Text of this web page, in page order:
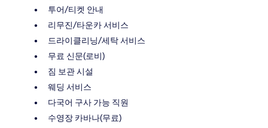
투어/티켓 안내
리무진/타운카 서비스
드라이클리닝/세탁 서비스
무료 신문(로비)
짐 보관 시설
웨딩 서비스
다국어 구사 가능 직원
수영장 카바나(무료)